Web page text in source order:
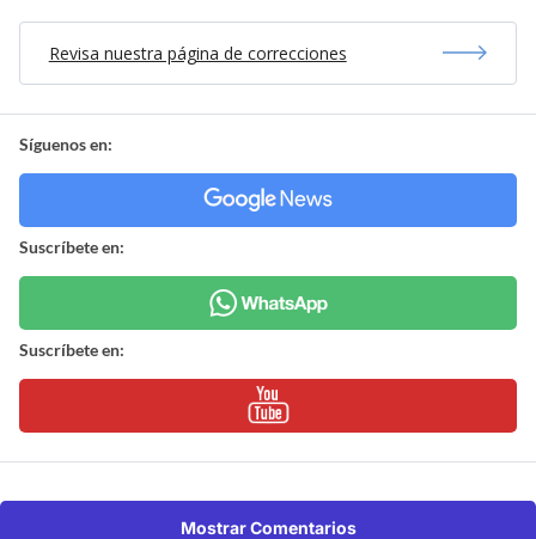
Revisa nuestra página de correcciones
Síguenos en:
Suscríbete en:
Suscríbete en:
Mostrar Comentarios